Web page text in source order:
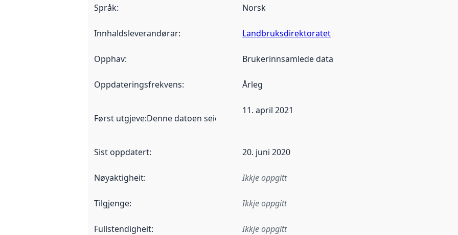
Språk: Norsk
Innhaldsleverandørar: Landbruksdirektoratet
Opphav: Brukerinnsamlede data
Oppdateringsfrekvens: Årleg
Først utgjeve:Denne datoen seier når dataa i dette datasettet først blei utgitt. Det kan ha
11. april 2021
Sist oppdatert: 20. juni 2020
Nøyaktigheit: Ikkje oppgitt
Tilgjenge: Ikkje oppgitt
Fullstendigheit: Ikkje oppgitt